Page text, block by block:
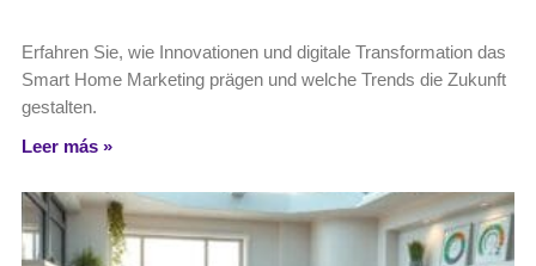
Erfahren Sie, wie Innovationen und digitale Transformation das
Smart Home Marketing prägen und welche Trends die Zukunft
gestalten.
Leer más »